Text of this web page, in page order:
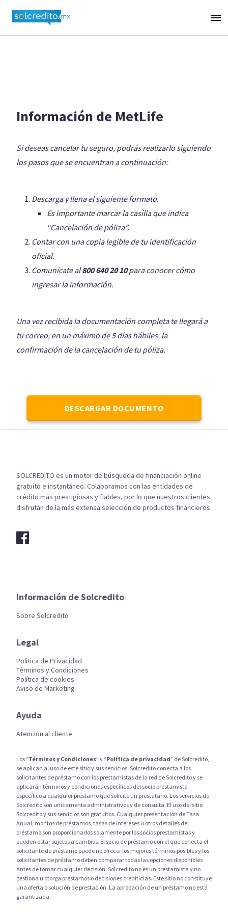
Información de MetLife
Si deseas cancelar tu seguro, podrás realizarlo siguiendo
los pasos que se encuentran a continuación:
Descarga y llena el siguiente formato.
Es importante marcar la casilla que indica
“Cancelación de póliza”.
Contar con una copia legible de tu identificación
oficial.
Comunícate al800 640 20 10para conocer cómo
ingresar la información.
Una vez recibida la documentación completa te llegará a
tu correo, en un máximo de 5 días hábiles, la
confirmación de la cancelación de tu póliza.
DESCARGAR DOCUMENTO
SOLCREDITO es un motor de búsqueda de financiación online
gratuito e instantáneo. Colaboramos con las entidades de
crédito más prestigiosas y fiables, por lo que nuestros clientes
disfrutan de la más extensa selección de productos financieros.
Información de Solcredito
Sobre Solcredito
Legal
Política de Privacidad
Términos y Condiciones
Política de cookies
Aviso de Marketing
Ayuda
Atención al cliente
Los “Términos y Condiciones” y “Política de privacidad” de Solcredito,
se aplican al uso de este sitio y sus servicios. Solcredito conecta a los
solicitantes de préstamo con los prestamistas de la red de Solcredito y se
aplicarán términos y condiciones específicos del socio prestamista
específico a cualquier préstamo que solicite un prestatario. Los servicios de
Solcredito son unicamente administrativos y de consulta. El uso del sitio
Solcredito y sus servicios son gratuitos. Cualquier presentación de Tasa
Anual, montos de préstamos, tasas de intereses u otros detalles del
préstamo son proporcionados solamente por los socios prestamistas y
pueden estar sujetos a cambios. El socio de préstamo con el que conecta el
solicitante de préstamo puede no ofrecer los mejores términos posibles y los
solicitantes de préstamo deben comparar todas las opciones disponibles
antes de tomar cualquier decisión. Solcredito no es un prestamista y no
gestiona u otorga préstamos o decisiones crediticias. Este sitio no constituye
una oferta o solución de prestación. La aprobación de un préstamo no está
garantizada.